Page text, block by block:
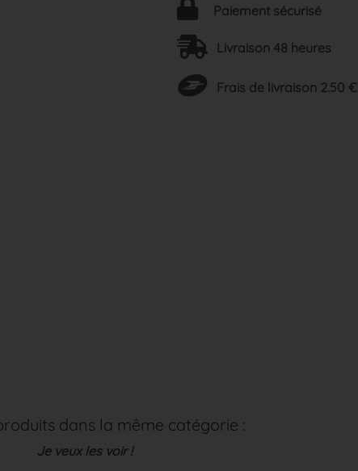
Paiement sécurisé
Livraison 48 heures
Frais de livraison 2.50 €
dans la même catégorie :
Je veux les voir !